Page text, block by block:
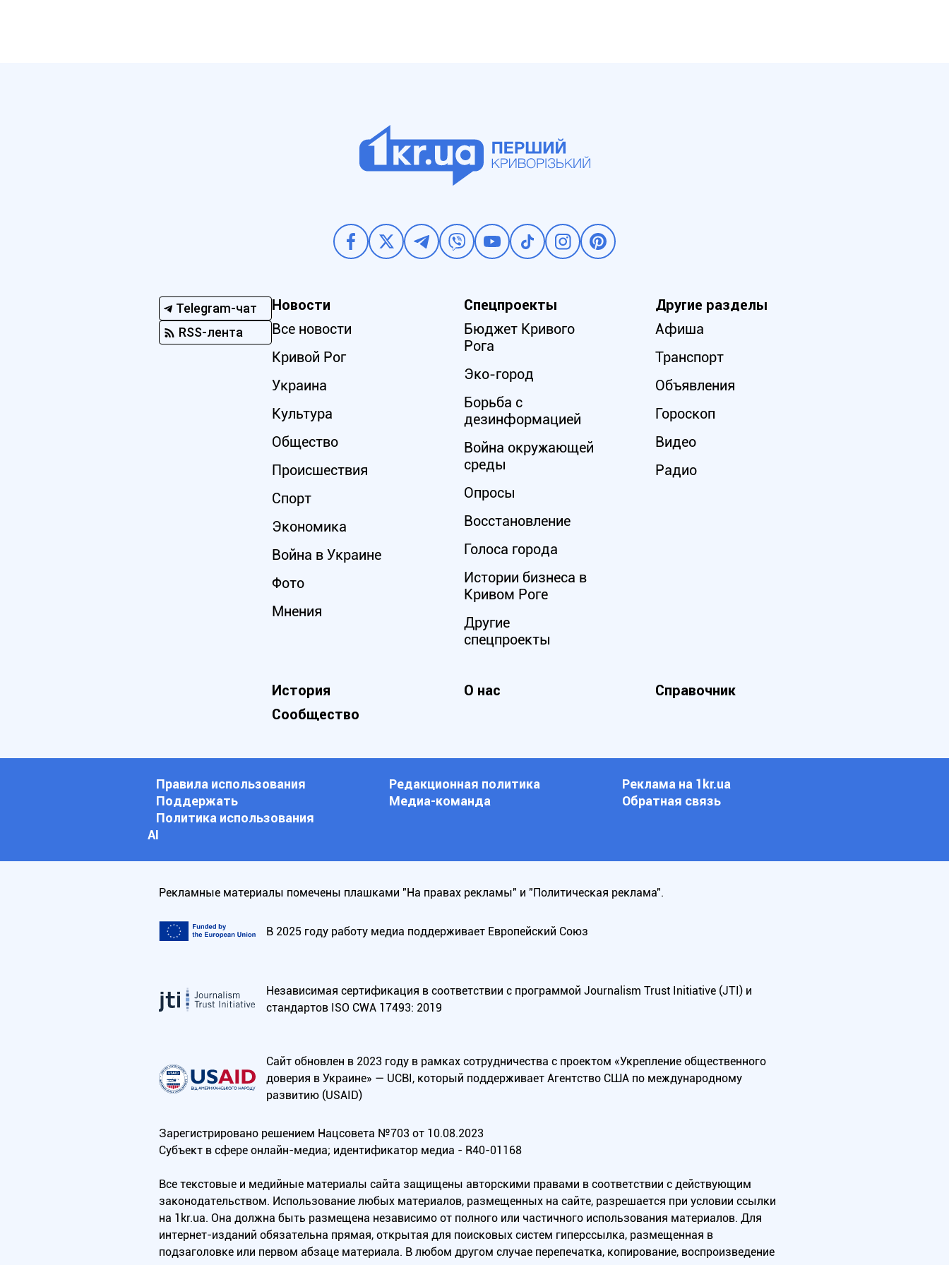
Telegram-чат
RSS-лента
Новости
Все новости
Кривой Рог
Украина
Культура
Общество
Происшествия
Спорт
Экономика
Война в Украине
Фото
Мнения
Спецпроекты
Бюджет Кривого
Рога
Эко-город
Борьба с
дезинформацией
Война окружающей
среды
Опросы
Восстановление
Голоса города
Истории бизнеса в
Кривом Роге
Другие
спецпроекты
Другие разделы
Афиша
Транспорт
Объявления
Гороскоп
Видео
Радио
История О нас
Справочник
Сообщество
Правила использования Редакционная политика
Реклама на 1kr.ua
Поддержать
Медиа-команда
Обратная связь
Политика использования
АI
Рекламные материалы помечены плашками "На правах рекламы" и "Политическая реклама".
В 2025 году работу медиа поддерживает Европейский Союз
Независимая сертификация в соответствии с программой Journalism Trust Initiative (JTI) и
стандартов ISO CWA 17493: 2019
Сайт обновлен в 2023 году в рамках сотрудничества с проектом «Укрепление общественного
доверия в Украине» — UCBI, который поддерживает Агентство США по международному
развитию (USAID)
Зарегистрировано решением Нацсовета №703 от 10.08.2023
Субъект в сфере онлайн-медиа; идентификатор медиа - R40-01168
Все текстовые и медийные материалы сайта защищены авторскими правами в соответствии с действующим
законодательством. Использование любых материалов, размещенных на сайте, разрешается при условии ссылки
на 1kr.ua. Она должна быть размещена независимо от полного или частичного использования материалов. Для
интернет-изданий обязательна прямая, открытая для поисковых систем гиперссылка, размещенная в
подзаголовке или первом абзаце материала. В любом другом случае перепечатка, копирование, воспроизведение